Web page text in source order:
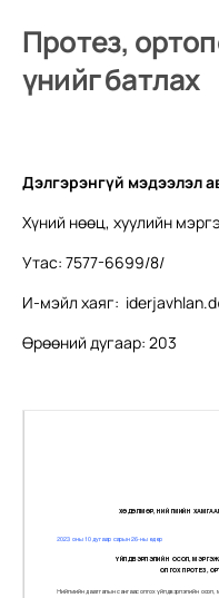
Протез,
үнийг батлах
Дэлгэрэнгүй мэдээлэл
Хүний нөөц, хуулийн
Утас: 7577-6699/8/
И-мэйл хаяг:
Өрөөний дугаар: 203